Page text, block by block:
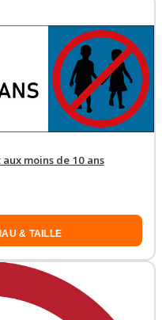
moins de 10 ans
& TAILLE